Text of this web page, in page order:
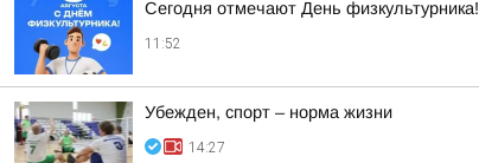
Сегодня отмечают День физкультурника!
11:52
Убежден, спорт – норма жизни
14:27